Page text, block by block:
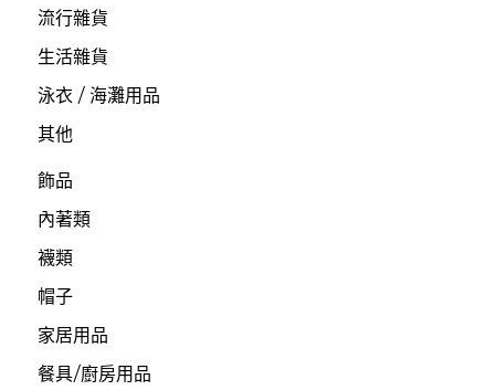
流行雜貨
生活雜貨
泳衣 / 海灘用品
其他
飾品
內著類
襪類
帽子
家居用品
餐具/廚房用品